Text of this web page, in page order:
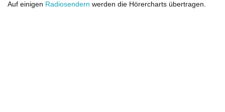
Auf einigen Radiosendern werden die Hörercharts übertragen.